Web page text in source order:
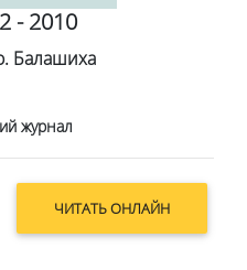
- 2010
Балашиха
журнал
ЧИТАТЬ ОНЛАЙН